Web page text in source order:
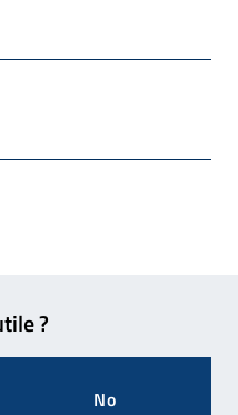
esterno - Apertura in
in nuova finestra
il programma di posta
scelta meno
?
No